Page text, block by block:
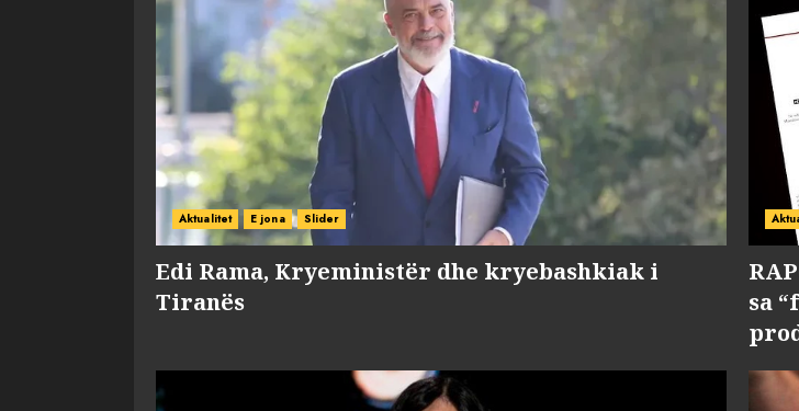
Aktualitet E jona Slider
Edi Rama, Kryeministër dhe kryebashkiak i
Tiranës
sa